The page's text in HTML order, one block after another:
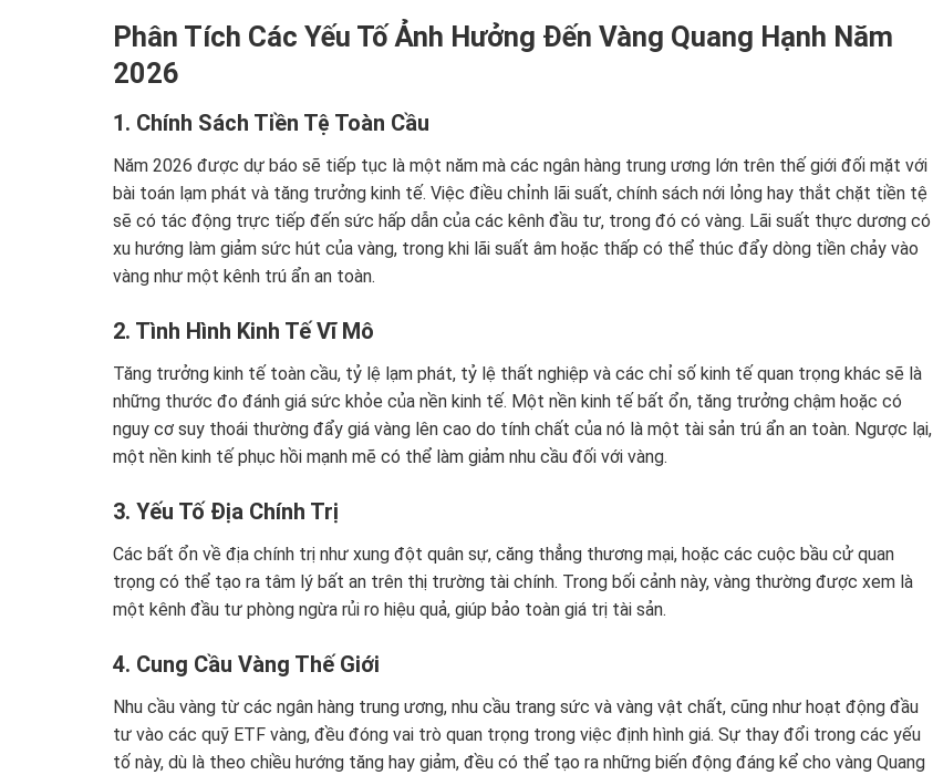
Phân Tích Các Yếu Tố Ảnh Hưởng Đến Vàng Quang Hạnh Năm
2026
1. Chính Sách Tiền Tệ Toàn Cầu
Năm 2026 được dự báo sẽ tiếp tục là một năm mà các ngân hàng trung ương lớn trên thế giới đối mặt với
bài toán lạm phát và tăng trưởng kinh tế. Việc điều chỉnh lãi suất, chính sách nới lỏng hay thắt chặt tiền tệ
sẽ có tác động trực tiếp đến sức hấp dẫn của các kênh đầu tư, trong đó có vàng. Lãi suất thực dương có
xu hướng làm giảm sức hút của vàng, trong khi lãi suất âm hoặc thấp có thể thúc đẩy dòng tiền chảy vào
vàng như một kênh trú ẩn an toàn.
2. Tình Hình Kinh Tế Vĩ Mô
Tăng trưởng kinh tế toàn cầu, tỷ lệ lạm phát, tỷ lệ thất nghiệp và các chỉ số kinh tế quan trọng khác sẽ là
những thước đo đánh giá sức khỏe của nền kinh tế. Một nền kinh tế bất ổn, tăng trưởng chậm hoặc có
nguy cơ suy thoái thường đẩy giá vàng lên cao do tính chất của nó là một tài sản trú ẩn an toàn. Ngược lại,
một nền kinh tế phục hồi mạnh mẽ có thể làm giảm nhu cầu đối với vàng.
3. Yếu Tố Địa Chính Trị
Các bất ổn về địa chính trị như xung đột quân sự, căng thẳng thương mại, hoặc các cuộc bầu cử quan
trọng có thể tạo ra tâm lý bất an trên thị trường tài chính. Trong bối cảnh này, vàng thường được xem là
một kênh đầu tư phòng ngừa rủi ro hiệu quả, giúp bảo toàn giá trị tài sản.
4. Cung Cầu Vàng Thế Giới
Nhu cầu vàng từ các ngân hàng trung ương, nhu cầu trang sức và vàng vật chất, cũng như hoạt động đầu
tư vào các quỹ ETF vàng, đều đóng vai trò quan trọng trong việc định hình giá. Sự thay đổi trong các yếu
tố này, dù là theo chiều hướng tăng hay giảm, đều có thể tạo ra những biến động đáng kể cho vàng Quang